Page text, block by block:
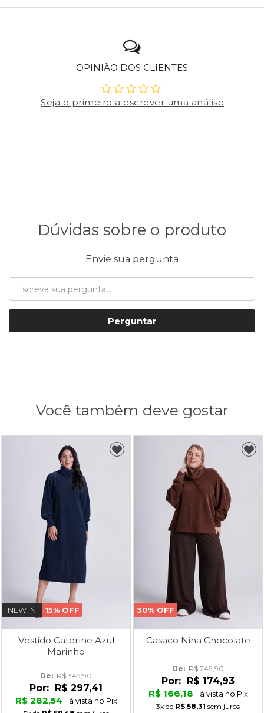
OPINIÃO DOS CLIENTES
Seja o primeiro a escrever uma análise
Dúvidas sobre o produto
Envie sua pergunta
Perguntar
Você também deve gostar
NEW IN 15% OFF
Vestido Caterine Azul
Marinho
De: R$ 349,90
Por: R$ 297,41
R$ 282,54
à vista no Pix
30% OFF
Casaco Nina Chocolate
De: R$ 249,90
Por: R$ 174,93
R$ 166,18
à vista no Pix
3x de R$ 58,31 sem juros